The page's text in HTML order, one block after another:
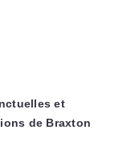
et
de Braxton